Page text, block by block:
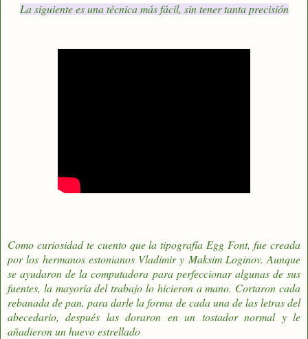
La siguiente es una técnica más fácil, sin tener tanta precisión
Como curiosidad te cuento que la tipografía Egg Font, fue creada
por los hermanos estonianos Vladimir y Maksim Loginov. Aunque
se ayudaron de la computadora para perfeccionar algunas de sus
fuentes, la mayoría del trabajo lo hicieron a mano. Cortaron cada
rebanada de pan, para darle la forma de cada una de las letras del
abecedario, después las doraron en un tostador normal y le
añadieron un huevo estrellado